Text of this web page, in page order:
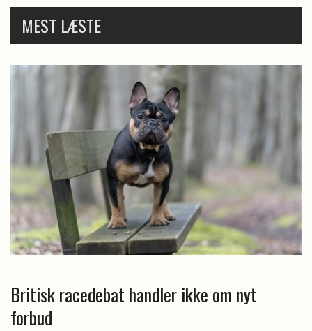
MEST LÆSTE
Britisk racedebat handler ikke om nyt
forbud